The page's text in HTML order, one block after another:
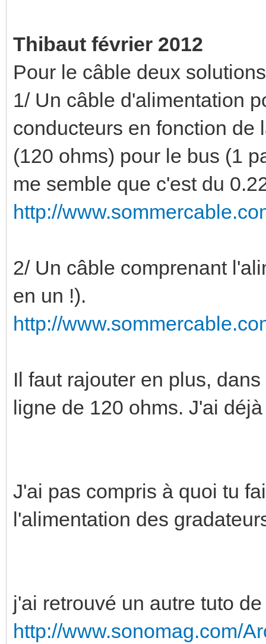
Thibaut février 2012
Pour le câble deux
1/ Un câble d'alimentation
conducteurs en fonction de
(120 ohms) pour le bus (1
me semble que c'est du
http://
2/ Un câble comprenant
en un !).
http://
Il faut rajouter en plus,
ligne de 120 ohms. J'ai
J'ai pas compris à quoi tu
l'alimentation des
j'ai retrouvé un autre tuto
http://www.sonomag.com/